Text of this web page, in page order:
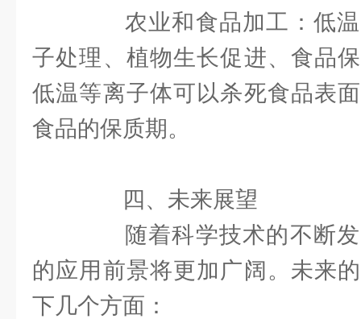
农业和食品加工：低温
子处理、植物生长促进、食品
低温等离子体可以杀死食品表
食品的保质期。
四、未来展望
随着科学技术的不断发
的应用前景将更加广阔。未来
下几个方面：